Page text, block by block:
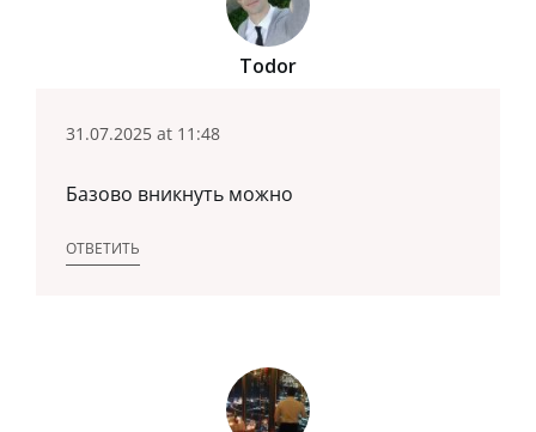
Todor
31.07.2025 at 11:48
Базово вникнуть можно
ОТВЕТИТЬ